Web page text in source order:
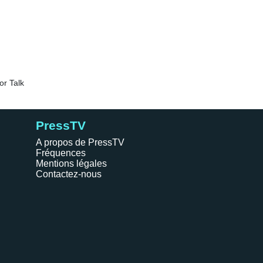
PressTV
A propos de PressTV
Fréquences
Mentions légales
Contactez-nous